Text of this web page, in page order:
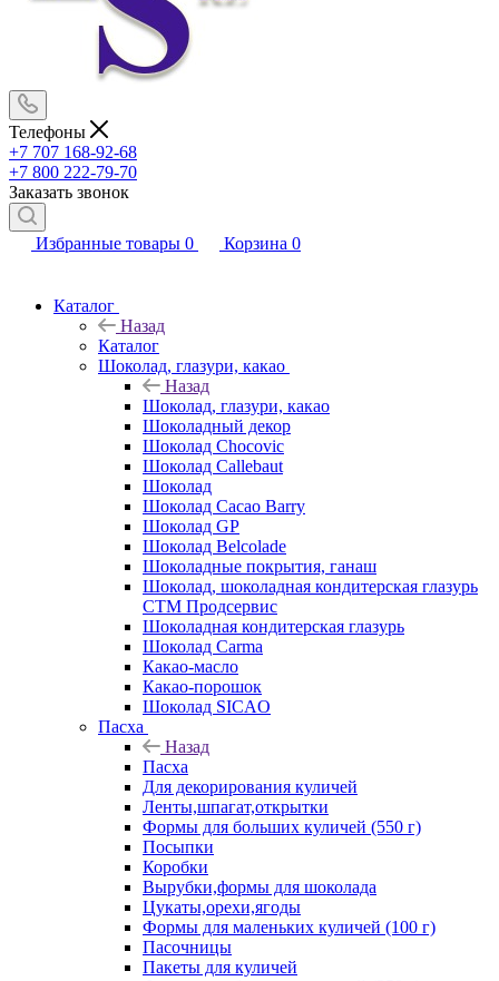
Телефоны
+7 707 168-92-68
+7 800 222-79-70
Заказать звонок
Избранные товары 0 Корзина 0
Каталог
Назад
Каталог
Шоколад, глазури, какао
Назад
Шоколад, глазури, какао
Шоколадный декор
Шоколад Chocovic
Шоколад Callebaut
Шоколад
Шоколад Cacao Barry
Шоколад GP
Шоколад Belcolade
Шоколадные покрытия, ганаш
Шоколад, шоколадная кондитерская глазурь
СТМ Продсервис
Шоколадная кондитерская глазурь
Шоколад Carma
Какао-масло
Какао-порошок
Шоколад SICAO
Пасха
Назад
Пасха
Для декорирования куличей
Ленты,шпагат,открытки
Формы для больших куличей (550 г)
Посыпки
Коробки
Вырубки,формы для шоколада
Цукаты,орехи,ягоды
Формы для маленьких куличей (100 г)
Пасочницы
Пакеты для куличей